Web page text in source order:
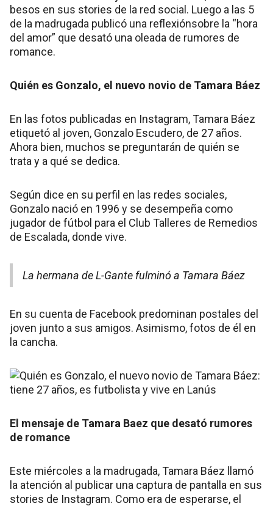
besos en sus stories de la red social. Luego a las 5
de la madrugada publicó una reflexiónsobre la “hora
del amor” que desató una oleada de rumores de
romance.
Quién es Gonzalo, el nuevo novio de Tamara Báez
En las fotos publicadas en Instagram, Tamara Báez
etiquetó al joven, Gonzalo Escudero, de 27 años.
Ahora bien, muchos se preguntarán de quién se
trata y a qué se dedica.
Según dice en su perfil en las redes sociales,
Gonzalo nació en 1996 y se desempeña como
jugador de fútbol para el Club Talleres de Remedios
de Escalada, donde vive.
La hermana de L-Gante fulminó a Tamara Báez
En su cuenta de Facebook predominan postales del
joven junto a sus amigos. Asimismo, fotos de él en
la cancha.
El mensaje de Tamara Baez que desató rumores
de romance
Este miércoles a la madrugada, Tamara Báez llamó
la atención al publicar una captura de pantalla en sus
stories de Instagram. Como era de esperarse, el